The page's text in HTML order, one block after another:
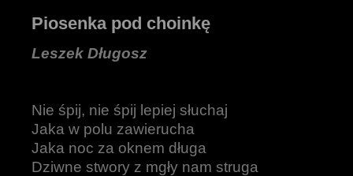
Piosenka pod choinkę
Leszek Długosz
Nie śpij, nie śpij lepiej słuchaj
Jaka w polu zawierucha
Jaka noc za oknem długa
Dziwne stwory z mgły nam struga